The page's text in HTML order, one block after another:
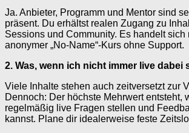
Ja. Anbieter, Programm und Mentor sind
präsent. Du erhältst realen Zugang zu
Sessions und Community. Es handelt sich
anonymer „No-Name“-Kurs ohne Support.
2. Was, wenn ich nicht immer live dabei
Viele Inhalte stehen auch zeitversetzt zur
Dennoch: Der höchste Mehrwert entsteht,
regelmäßig live Fragen stellen und
kannst. Plane dir idealerweise feste